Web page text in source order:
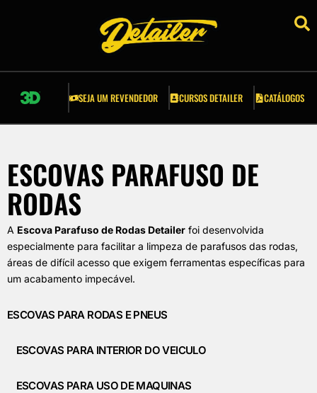
CREPE AUTOMOTIVA
AUTOMOTIVAS
E HIGIENIZAÇÃO
DE LED
SEJA UM REVENDEDOR CURSOS DETAILER CATÁLOGOS
ESCOVAS PARAFUSO DE
RODAS
A Escova Parafuso de Rodas Detailer foi desenvolvida
especialmente para facilitar a limpeza de parafusos das rodas,
áreas de difícil acesso que exigem ferramentas específicas para
um acabamento impecável.
ESCOVAS PARA RODAS E PNEUS
ESCOVAS PARA INTERIOR DO VEICULO
ESCOVAS PARA USO DE MAQUINAS